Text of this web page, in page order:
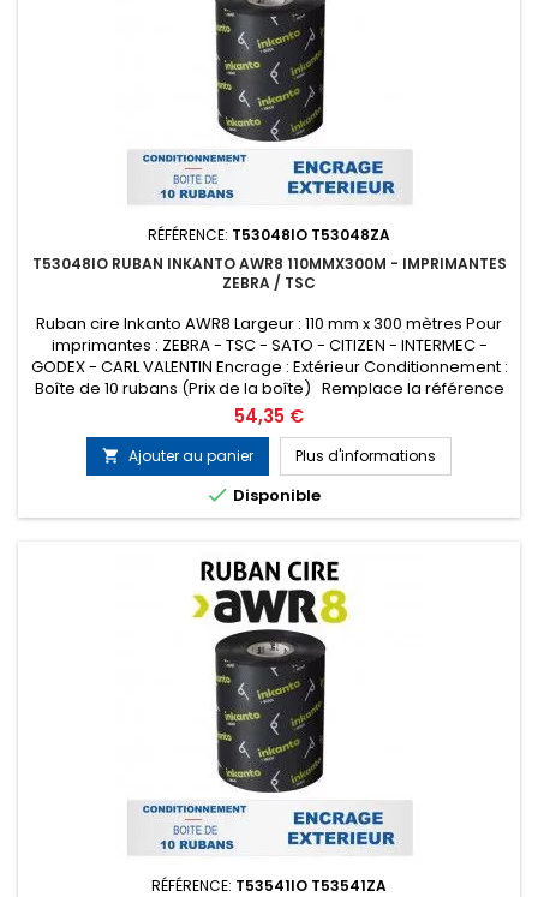
RÉFÉRENCE: T53048IO T53048ZA
T53048IO RUBAN INKANTO AWR8 110MMX300M - IMPRIMANTES
ZEBRA / TSC
Ruban cire Inkanto AWR8 Largeur : 110 mm x 300 mètres Pour
imprimantes : ZEBRA - TSC - SATO - CITIZEN - INTERMEC -
GODEX - CARL VALENTIN Encrage : Extérieur Conditionnement :
Boîte de 10 rubans (Prix de la boîte) Remplace la référence
ARMOR T53048ZA
Prix
54,35 €
 Ajouter au panier Plus d'informations
 Disponible
RÉFÉRENCE: T53541IO T53541ZA